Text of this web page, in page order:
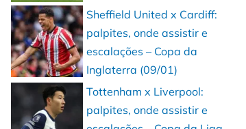
Sheffield United x Cardiff:
palpites, onde assistir e
escalações – Copa da
Inglaterra (09/01)
Tottenham x Liverpool:
palpites, onde assistir e